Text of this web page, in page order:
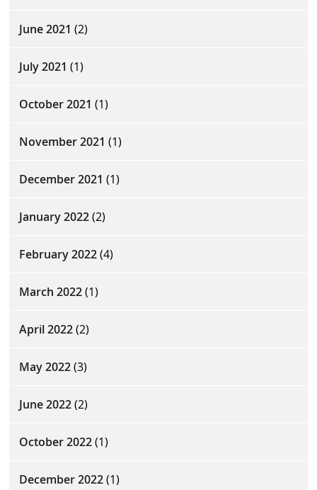
June 2021 (2)
July 2021 (1)
October 2021 (1)
November 2021 (1)
December 2021 (1)
January 2022(2)
February 2022(4)
March 2022(1)
April 2022(2)
May 2022(3)
June 2022(2)
October 2022(1)
December 2022(1)